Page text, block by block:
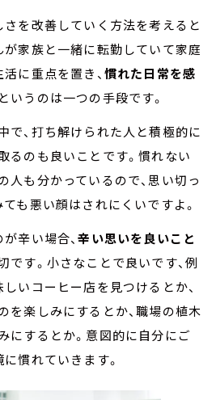
さを改善していく方法を考えると
が家族と一緒に転勤していて家庭
に重点を置き、 慣れた日常を感
というのは一つの手段です。
で、打ち解けられた人と積極的に
るのも良いことです。慣れない
人も分かっているので、思い切っ
も悪い顔はされにくいですよ。
辛い場合、辛い思いを良いこと
です。小さなことで良いです、例
いコーヒー店を見つけるとか、
を楽しみにするとか、職場の植木
にするとか。意図的に自分にご
慣れていきます。